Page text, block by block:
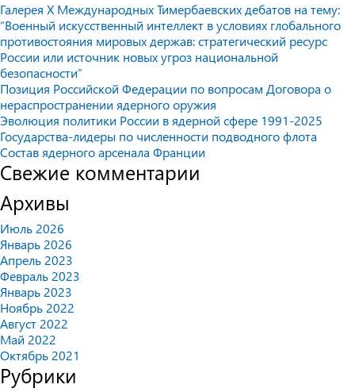
Галерея X Международных Тимербаевских дебатов на тему:
“Военный искусственный интеллект в условиях глобального
противостояния мировых держав: стратегический ресурс
России или источник новых угроз национальной
безопасности”
Позиция Российской Федерации по вопросам Договора о
нераспространении ядерного оружия
Эволюция политики России в ядерной сфере 1991-2025
Государства-лидеры по численности подводного флота
Состав ядерного арсенала Франции
Свежие комментарии
Архивы
Июль 2026
Январь 2026
Апрель 2023
Февраль 2023
Январь 2023
Ноябрь 2022
Август 2022
Май 2022
Октябрь 2021
Рубрики